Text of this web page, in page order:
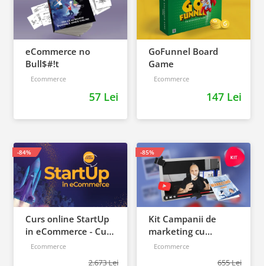
eCommerce no
Bull$#!t
Ecommerce
57 Lei
GoFunnel Board
Game
Ecommerce
147 Lei
Curs online StartUp
in eCommerce - Cum
deschizi un magazin
Ecommerce
2.673 Lei
-84%
Kit Campanii de
marketing cu
rezultate
Ecommerce
655 Lei
-85%